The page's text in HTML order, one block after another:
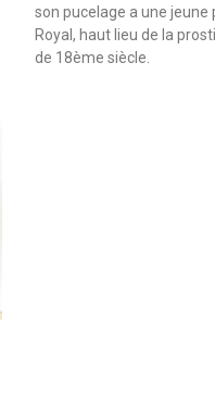
son pucelage a une
Royal, haut lieu de la
de 18ème siècle.